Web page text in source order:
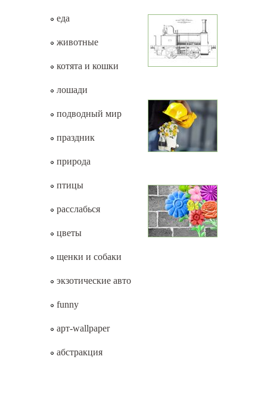
еда
животные
котята и кошки
лошади
подводный мир
праздник
природа
птицы
расслабься
цветы
щенки и собаки
экзотические авто
funny
арт-wallpaper
абстракция